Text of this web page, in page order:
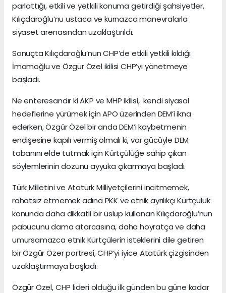
parlattığı, etkili ve yetkili konuma getirdiği şahsiyetler,
Kılıçdaroğlu’nu ustaca ve kurnazca manevralarla
siyaset arenasından uzaklaştırıldı.
Sonuçta Kılıçdaroğlu’nun CHP’de etkili yetkili kıldığı
İmamoğlu ve Özgür Özel ikilisi CHP’yi yönetmeye
başladı.
Ne enteresandır ki AKP ve MHP ikilisi, kendi siyasal
hedeflerine yürümek için APO üzerinden DEM’i ikna
ederken, Özgür Özel bir anda DEM’i kaybetmenin
endişesine kapılı vermiş olmalı ki, var gücüyle DEM
tabanını elde tutmak için Kürtçülüğe sahip çıkan
söylemlerinin dozunu ayyuka çıkarmaya başladı.
Türk Milletini ve Atatürk Milliyetçilerini incitmemek,
rahatsız etmemek adına PKK ve etnik ayrılıkçı Kürtçülük
konunda daha dikkatli bir üslup kullanan Kılıçdaroğlu’nun
pabucunu dama atarcasına, daha hoyratça ve daha
umursamazca etnik Kürtçülerin isteklerini dile getiren
bir Özgür Özer portresi, CHP’yi iyice Atatürk çizgisinden
uzaklaştırmaya başladı.
Özgür Özel, CHP lideri olduğu ilk günden bu güne kadar